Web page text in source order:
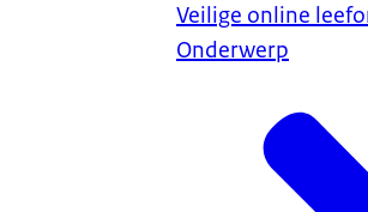
Veilige online
Onderwerp